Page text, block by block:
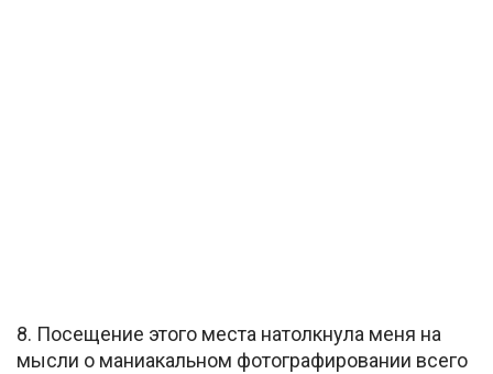
8. Посещение этого места натолкнула меня на
мысли о маниакальном фотографировании всего